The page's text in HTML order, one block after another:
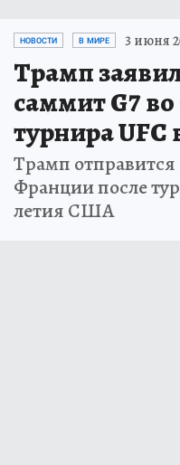
НОВОСТИ В МИРЕ 3 июня
Трамп
саммит G7
турнира
Трамп
Франции после
летия США